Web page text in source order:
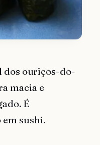
dos ouriços-do-
macia e
É
sushi.